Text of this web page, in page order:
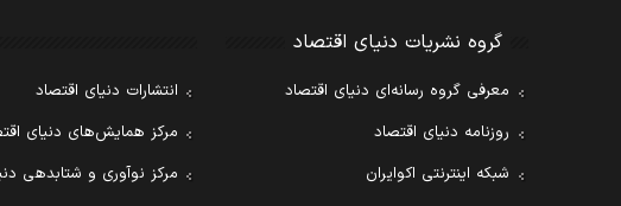
گروه نشریات دنیای اقتصاد
معرفی گروه رسانه‌ای دنیای اقتصاد
روزنامه دنیای اقتصاد
شبکه اینترنتی اکوایران
انتشارات دنیای اقتصاد
مرکز همایش‌های دنیای
مرکز نوآوری و شتابدهی